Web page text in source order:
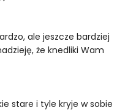
ale jeszcze bardziej
że knedliki Wam
stare i tyle kryje w sobie